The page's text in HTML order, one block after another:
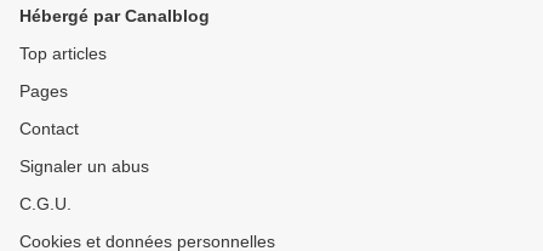
Hébergé par Canalblog
Top articles
Pages
Contact
Signaler un abus
C.G.U.
Cookies et données personnelles